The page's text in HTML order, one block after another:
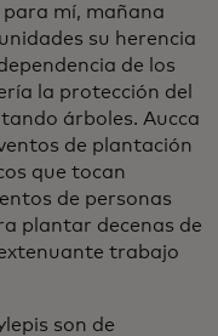
mí, mañana
su herencia
de los
la protección del
árboles. Aucca
de plantación
que tocan
de personas
plantar decenas de
trabajo
son de